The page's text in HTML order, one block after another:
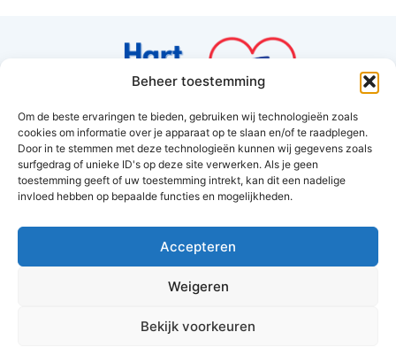
Beheer toestemming
Om de beste ervaringen te bieden, gebruiken wij technologieën zoals
cookies om informatie over je apparaat op te slaan en/of te raadplegen.
Door in te stemmen met deze technologieën kunnen wij gegevens zoals
surfgedrag of unieke ID's op deze site verwerken. Als je geen
toestemming geeft of uw toestemming intrekt, kan dit een nadelige
invloed hebben op bepaalde functies en mogelijkheden.
Accepteren
Weigeren
Bekijk voorkeuren
Hart van Hoorn
Amethyst 37
1625RV Hoorn
info@hartvanhoorn.nl
privacy policy